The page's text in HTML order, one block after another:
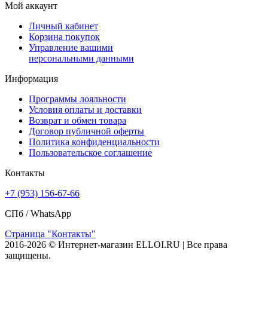
Мой аккаунт
Личный кабинет
Корзина покупок
Управление вашими
персональными данными
Информация
Программы лояльности
Условия оплаты и доставки
Возврат и обмен товара
Договор публичной оферты
Политика конфиденциальности
Пользовательское соглашение
Контакты
+7 (953) 156-67-66
СПб /WhatsApp
Страница "Контакты"
2016-2026 © Интернет-магазин ELLOI.RU | Все права
защищены.